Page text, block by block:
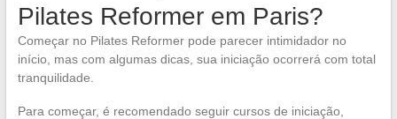
Pilates Reformer em Paris?
Começar no Pilates Reformer pode parecer intimidador no
início, mas com algumas dicas, sua iniciação ocorrerá com total
tranquilidade.
Para começar, é recomendado seguir cursos de iniciação,